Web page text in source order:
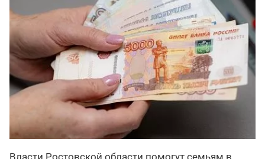
Власти Ростовской области помогут семьям в